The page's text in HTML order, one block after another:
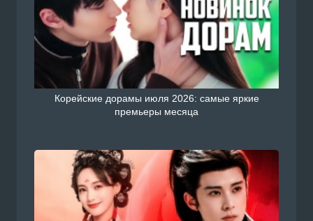
Корейские дорамы июля 2026: самые яркие
премьеры месяца